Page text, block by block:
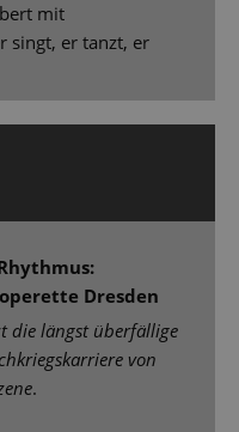
mit
singt, er tanzt, er
Dresden
die längst überfällige
von
.